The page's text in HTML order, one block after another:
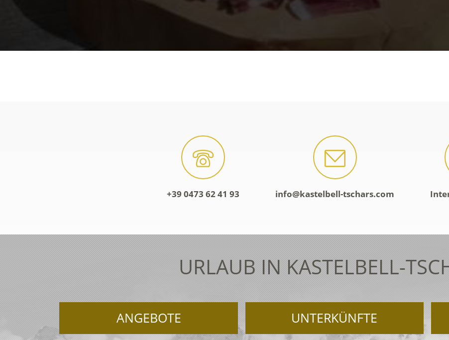
+39 0473 62 41 93 info@kastelbell-tschars.com
URLAUB IN KASTELBELL-
ANGEBOTE UNTERKÜNFTE